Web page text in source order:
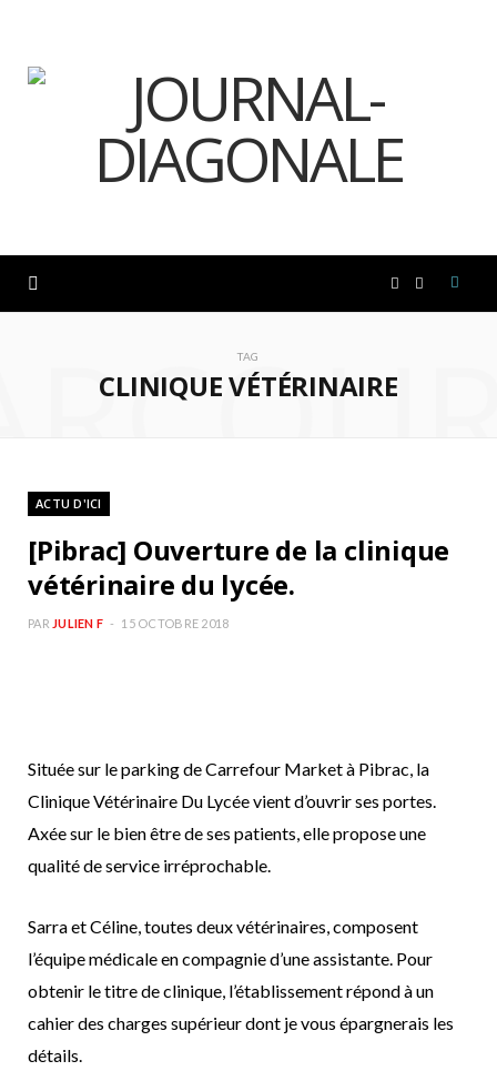
o g
TAG
CLINIQUE VÉTÉRINAIRE
ACTU D'ICI
[Pibrac] Ouverture de la clinique
vétérinaire du lycée.
PAR JULIEN F 15 OCTOBRE 2018
Située sur le parking de Carrefour Market à Pibrac, la
Clinique Vétérinaire Du Lycée vient d’ouvrir ses portes.
Axée sur le bien être de ses patients, elle propose une
qualité de service irréprochable.
Sarra et Céline, toutes deux vétérinaires, composent
l’équipe médicale en compagnie d’une assistante. Pour
obtenir le titre de clinique, l’établissement répond à un
cahier des charges supérieur dont je vous épargnerais les
détails.